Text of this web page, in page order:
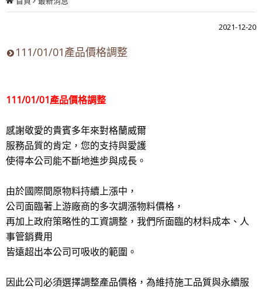
2021-12-20
111/01/01產品價格調整
111/01/01產品價格調整
感謝敬愛的貴賓多年來對格蘭威爾
服務品質的肯定，您的支持與愛護
使得本公司能不斷地進步與成長。
由於國際間原物料持續上漲中，
公司面臨著上游廠商的多次調漲物料價格，
再加上政府策略性的工資調整，我們所面臨的材料成本、人
事管銷費用
皆遠超出本公司可吸收的範圍。
因此公司必須選擇調整產品價格，為維持施工品質與永續服